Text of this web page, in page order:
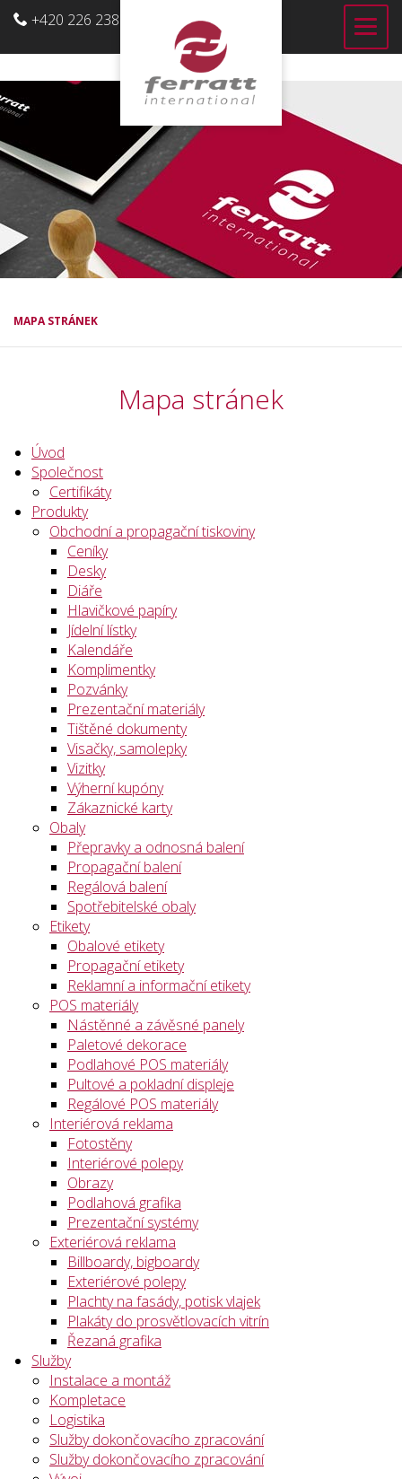
+420 226 238 700
CZ
MAPA STRÁNEK
Mapa stránek
Úvod
Společnost
Certifikáty
Produkty
Obchodní a propagační tiskoviny
Ceníky
Desky
Diáře
Hlavičkové papíry
Jídelní lístky
Kalendáře
Komplimentky
Pozvánky
Prezentační materiály
Tištěné dokumenty
Visačky, samolepky
Vizitky
Výherní kupóny
Zákaznické karty
Obaly
Přepravky a odnosná balení
Propagační balení
Regálová balení
Spotřebitelské obaly
Etikety
Obalové etikety
Propagační etikety
Reklamní a informační etikety
POS materiály
Nástěnné a závěsné panely
Paletové dekorace
Podlahové POS materiály
Pultové a pokladní displeje
Regálové POS materiály
Interiérová reklama
Fotostěny
Interiérové polepy
Obrazy
Podlahová grafika
Prezentační systémy
Exteriérová reklama
Billboardy, bigboardy
Exteriérové polepy
Plachty na fasády, potisk vlajek
Plakáty do prosvětlovacích vitrín
Řezaná grafika
Služby
Instalace a montáž
Kompletace
Logistika
Služby dokončovacího zpracování
Služby dokončovacího zpracování